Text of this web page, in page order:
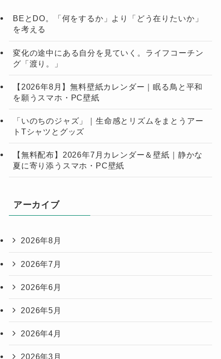
BEとDO。「何をするか」より「どう在りたいか」
を考える
変化の途中にある自分を見ていく。ライフコーチン
グ「渡り。」
【2026年8月】無料壁紙カレンダー｜眠る鳥と平和
を願うスマホ・PC壁紙
「いのちのジャズ」｜生命感とリズムをまとうアー
トTシャツとグッズ
【無料配布】2026年7月カレンダー＆壁紙｜静かな
夏に寄り添うスマホ・PC壁紙
アーカイブ
2026年8月
2026年7月
2026年6月
2026年5月
2026年4月
2026年3月